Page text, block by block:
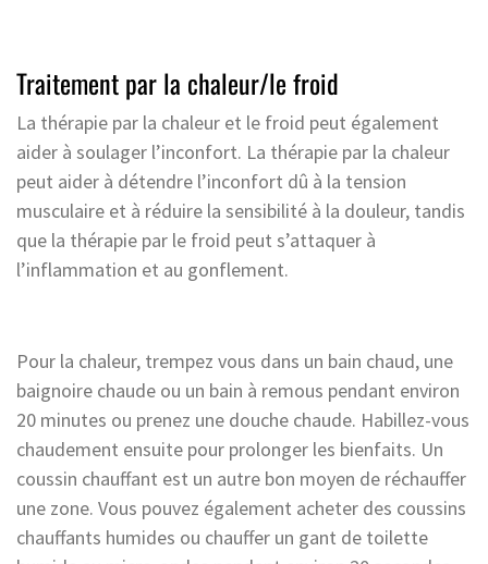
Traitement par la chaleur/le froid
La thérapie par la chaleur et le froid peut également
aider à soulager l’inconfort. La thérapie par la chaleur
peut aider à détendre l’inconfort dû à la tension
musculaire et à réduire la sensibilité à la douleur, tandis
que la thérapie par le froid peut s’attaquer à
l’inflammation et au gonflement.
Pour la chaleur, trempez vous dans un bain chaud, une
baignoire chaude ou un bain à remous pendant environ
20 minutes ou prenez une douche chaude. Habillez-vous
chaudement ensuite pour prolonger les bienfaits. Un
coussin chauffant est un autre bon moyen de réchauffer
une zone. Vous pouvez également acheter des coussins
chauffants humides ou chauffer un gant de toilette